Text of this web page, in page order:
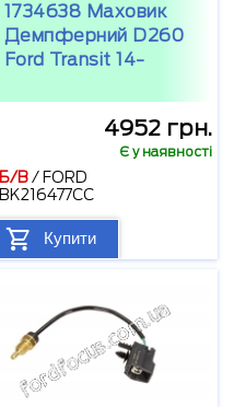
1734638 Маховик
Демпферний D260
Ford Transit 14-
4952 грн.
Є у наявності
Б/В/ FORD
BK216477CC
Купити